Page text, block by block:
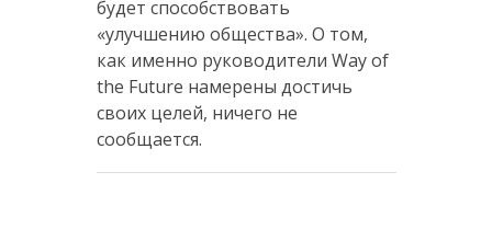
будет способствовать
«улучшению общества». О том,
как именно руководители Way of
the Future намерены достичь
своих целей, ничего не
сообщается.